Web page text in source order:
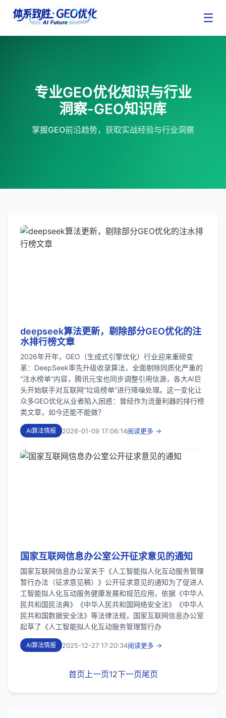
☰
专业GEO优化知识与行业
洞察-GEO知识库
掌握GEO前沿趋势，获取实战经验与行业洞察
deepseek算法更新，剔除部分GEO优化的注
水排行榜文章
2026年开年，GEO（生成式引擎优化）行业迎来重磅变
革：DeepSeek率先升级收录算法，全面剔除同质化严重的
“注水榜单”内容，腾讯元宝也同步调整引用信源，各大AI巨
头开始联手对互联网“垃圾榜单”进行降噪处理。这一变化让
众多GEO优化从业者陷入困惑：曾经作为流量利器的排行榜
类文章，如今还能不能做？
AI算法情报 2026-01-09 17:06:14阅读更多 →
国家互联网信息办公室公开征求意见的通知
国家互联网信息办公室关于《人工智能拟人化互动服务管理
暂行办法（征求意见稿）》公开征求意见的通知为了促进人
工智能拟人化互动服务健康发展和规范应用，依据《中华人
民共和国民法典》《中华人民共和国网络安全法》《中华人
民共和国数据安全法》等法律法规，国家互联网信息办公室
起草了《人工智能拟人化互动服务管理暂行办
AI算法情报 2025-12-27 17:20:34阅读更多 →
首页上一页12下一页尾页